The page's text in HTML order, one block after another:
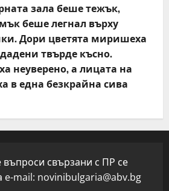
зала беше тежък,
беше легнал върху
Дори цветята миришеха
твърде късно.
неуверено, а лицата на
в една безкрайна сива
свързани с ПР се
e-mail: novinibulgaria@abv.bg